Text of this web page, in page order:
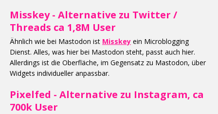
Misskey - Alternative zu Twitter /
Threads ca 1,8M User
Ähnlich wie bei Mastodon ist Misskey ein Microblogging
Dienst. Alles, was hier bei Mastodon steht, passt auch hier.
Allerdings ist die Oberfläche, im Gegensatz zu Mastodon, über
Widgets individueller anpassbar.
Pixelfed - Alternative zu Instagram, ca
700k User